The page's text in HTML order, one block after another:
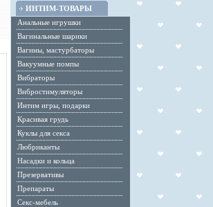
ИНТИМ-ТОВАРЫ
Анальные игрушки
Вагинальные шарики
Вагины, мастурбаторы
Вакуумные помпы
Вибраторы
Вибростимуляторы
Интим игры, подарки
Красивая грудь
Куклы для секса
Любриканты
Насадки и кольца
Презервативы
Препараты
Секс-мебель